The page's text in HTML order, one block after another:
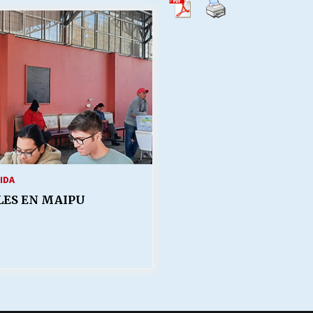
Escuela hospitalaria El Carmen de
Maipu.
25/06/2026
MUNICIPALIDADES, HONORARIOS,
DESPIDOS
28/05/2026
¿Asesores con doble sueldo?
EN MAIPU